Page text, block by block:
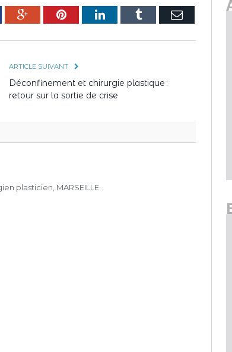
Google+PinterestLinkedInTumblr E-
ARTICLE SUIVANT
Déconfinement et chirurgie plastique :
retour sur la sortie de crise
plasticien, MARSEILLE.